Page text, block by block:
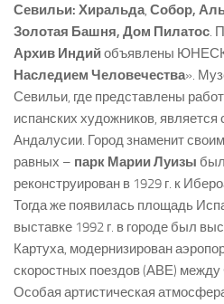
Севильи: Хиральда, Собор,
Золотая Башня, Дом Пилатос.
Архив Индийобъявлены
Наследием Человечества».
Севильи, где представлены
испанских художников,
Андалусии. Город знаменит
равных – парк Марии Луизы
реконструирован в 1929 г. к
Тогда же появилась площадь
выставке 1992 г. в городе был
Картуха, модернизирован
скоростных поездов (АВЕ)
Особая артистическая